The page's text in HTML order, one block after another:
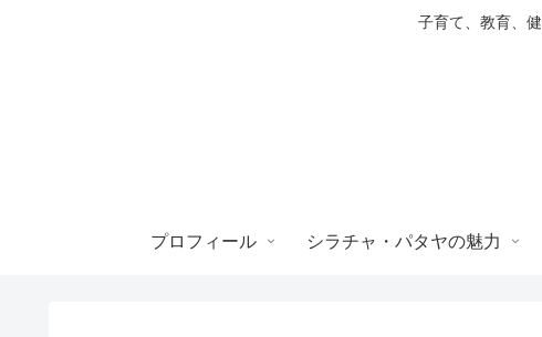
子育て、教育、
プロフィール シラチャ・パタヤの魅力